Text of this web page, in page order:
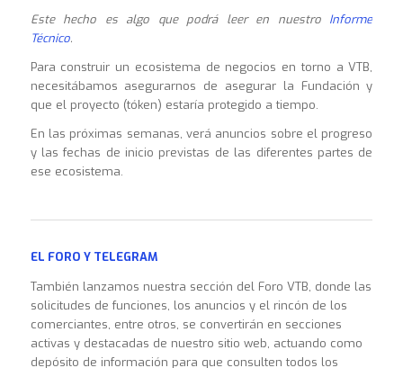
Este hecho es algo que podrá leer en nuestro Informe
Técnico.
Para construir un ecosistema de negocios en torno a VTB,
necesitábamos asegurarnos de asegurar la Fundación y
que el proyecto (tóken) estaría protegido a tiempo.
En las próximas semanas, verá anuncios sobre el progreso
y las fechas de inicio previstas de las diferentes partes de
ese ecosistema.
EL FORO Y TELEGRAM
También lanzamos nuestra sección del Foro VTB, donde las
solicitudes de funciones, los anuncios y el rincón de los
comerciantes, entre otros, se convertirán en secciones
activas y destacadas de nuestro sitio web, actuando como
depósito de información para que consulten todos los